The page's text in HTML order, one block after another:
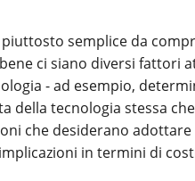
semplice da
ci siano diversi fattori
- ad esempio,
della tecnologia stessa
che desiderano
in termini di